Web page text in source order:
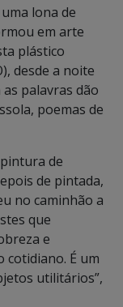
lona de
em arte
plástico
desde a noite
palavras dão
poemas de
de
de pintada,
no caminhão a
que
e
cotidiano. É um
utilitários”,